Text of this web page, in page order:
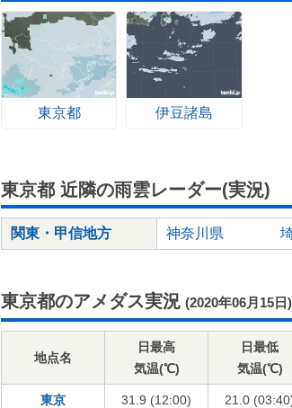
東京都 伊豆諸島
東京都 近隣の雨雲レーダー(実況)
関東・甲信地方 神奈川県
東京都のアメダス実況 (2020年06月15日)
地点名
日最高
気温(℃)
日最低
気温(℃)
東京 31.9 (12:00) 21.0